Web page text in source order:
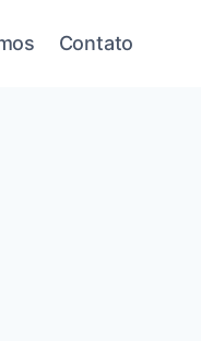
Contato